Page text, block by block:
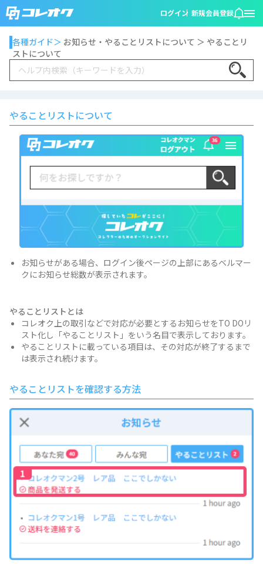
ログイン 新規会員登録
各種ガイド＞ お知らせ・やることリストについて ＞ やることリ
ストについて
Search
やることリストについて
お知らせがある場合、ログイン後ページの上部にあるベルマー
クにお知らせ総数が表示されます。
やることリストとは
コレオク上の取引などで対応が必要とするお知らせをTO DOリ
スト化し「やることリスト」をいう名目で表示しております。
やることリストに載っている項目は、その対応が終了するまで
は表示され続けます。
やることリストを確認する方法